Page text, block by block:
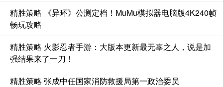
精胜策略 《异环》公测定档！MuMu模拟器电脑版4K240帧
畅玩攻略
精胜策略 火影忍者手游：大版本更新最无辜之人，说是加
强结果来了一刀！
精胜策略 张成中任国家消防救援局第一政治委员